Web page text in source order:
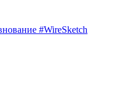
#WireSketch